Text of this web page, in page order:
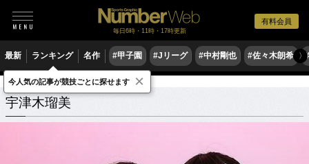
有料会員
毎日6時・11時・17時更新
最新 ランキング 名作 #甲子園 #Jリーグ #中村剛也 #佐々木朗希 〉
宇津木瑠美 関連記事
宇津木瑠美
今人気の記事が競技ごとに探せます ×